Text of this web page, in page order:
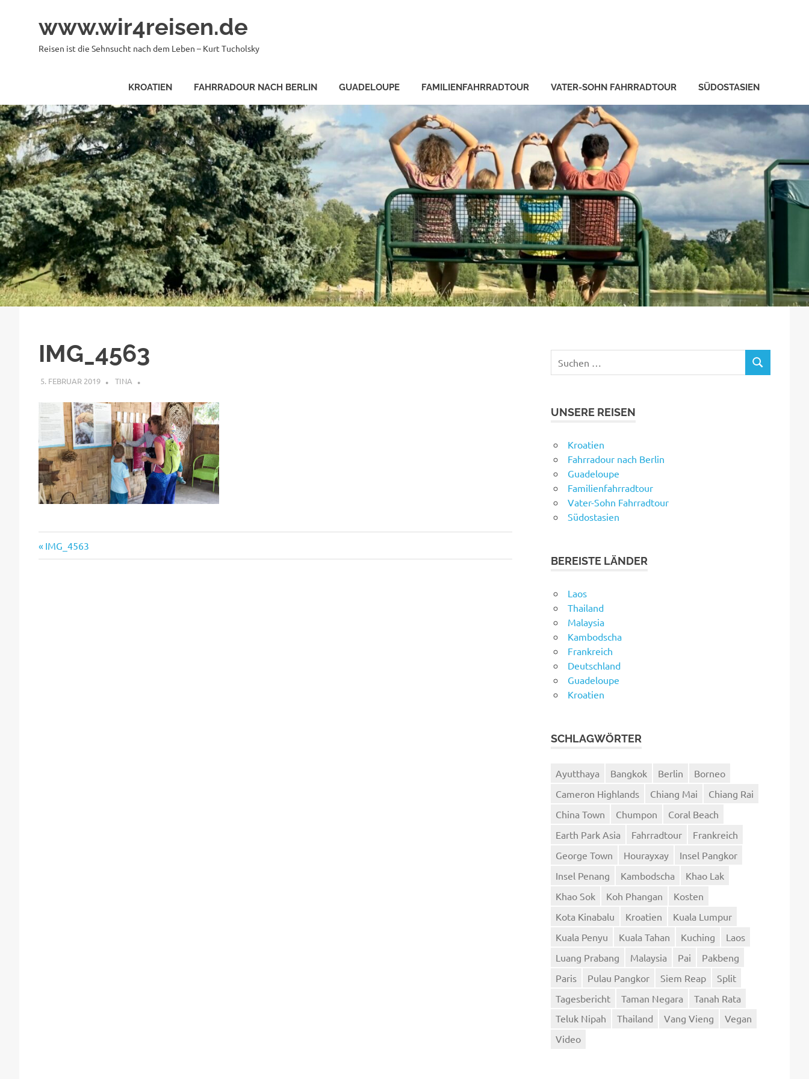
www.wir4reisen.de
Reisen ist die Sehnsucht nach dem Leben – Kurt Tucholsky
KROATIEN FAHRRADOUR NACH BERLIN GUADELOUPE FAMILIENFAHRRADTOUR VATER-SOHN FAHRRADTOUR SÜDOSTASIEN
IMG_4563
5. FEBRUAR 2019 TINA
Beitragsnavigation
Vorheriger
Beitrag:
IMG_4563
nach:
SUCHEN
UNSERE REISEN
Kroatien
Fahrradour nach Berlin
Guadeloupe
Familienfahrradtour
Vater-Sohn Fahrradtour
Südostasien
BEREISTE LÄNDER
Laos
Thailand
Malaysia
Kambodscha
Frankreich
Deutschland
Guadeloupe
Kroatien
SCHLAGWÖRTER
Ayutthaya Bangkok Berlin
Borneo
Cameron Highlands
Chiang Mai
Chiang Rai
China Town
Chumpon
Coral Beach
Earth Park Asia
Fahrradtour
Frankreich
George Town
Hourayxay
Insel Pangkor
Insel Penang
Kambodscha
Khao Lak
Khao Sok
Koh Phangan
Kosten
Kota Kinabalu
Kroatien
Kuala Lumpur
Kuala Penyu
Kuala Tahan Kuching
Laos
Luang Prabang
Malaysia Pai
Pakbeng
Paris
Pulau Pangkor Siem Reap
Split
Tagesbericht
Taman Negara
Tanah Rata
Teluk Nipah
Thailand Vang Vieng
Vegan
Video